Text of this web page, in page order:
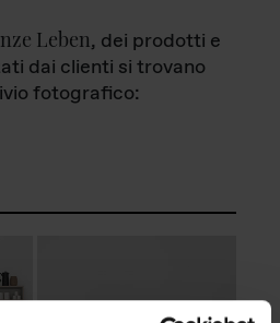
Leben, dei prodotti e
dai clienti si trovano
fotografico: